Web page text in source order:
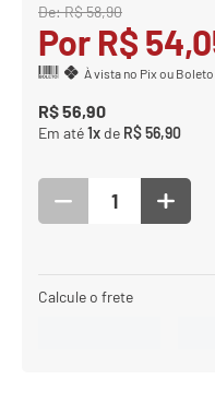
De:R$58,90
Por R$ 54,
À vista no Pix ou
R$56,90
Em até1x de R$56,90
Calcule o frete